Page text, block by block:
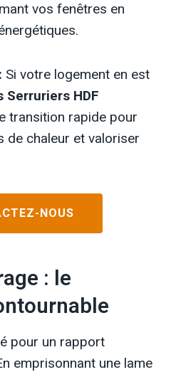
vos fenêtres en
Si votre logement en est
Serruriers HDF
transition rapide pour
de chaleur et valoriser
NOUS
: le
pour un rapport
emprisonnant une lame